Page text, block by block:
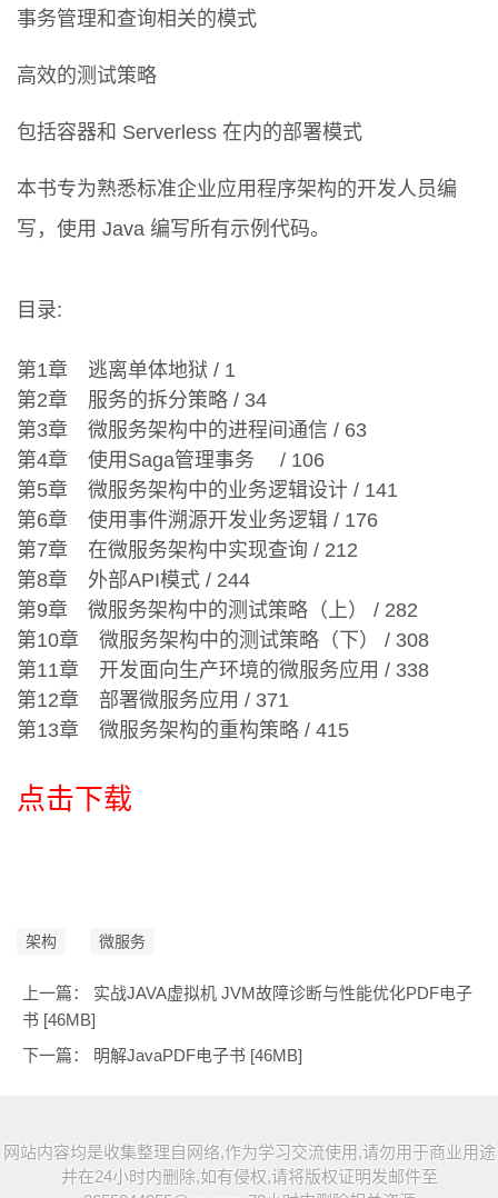
事务管理和查询相关的模式
高效的测试策略
包括容器和 Serverless 在内的部署模式
本书专为熟悉标准企业应用程序架构的开发人员编
写，使用 Java 编写所有示例代码。
目录:
第1章 逃离单体地狱 / 1
第2章 服务的拆分策略 / 34
第3章 微服务架构中的进程间通信 / 63
第4章 使用Saga管理事务 / 106
第5章 微服务架构中的业务逻辑设计 / 141
第6章 使用事件溯源开发业务逻辑 / 176
第7章 在微服务架构中实现查询 / 212
第8章 外部API模式 / 244
第9章 微服务架构中的测试策略（上） / 282
第10章 微服务架构中的测试策略（下） / 308
第11章 开发面向生产环境的微服务应用 / 338
第12章 部署微服务应用 / 371
第13章 微服务架构的重构策略 / 415
点击下载
架构 微服务
上一篇： 实战JAVA虚拟机 JVM故障诊断与性能优化PDF电子
书 [46MB]
下一篇：
明解JavaPDF电子书 [46MB]
网站内容均是收集整理自网络,作为学习交流使用,请勿用于商业用途
并在24小时内删除,如有侵权,请将版权证明发邮件至